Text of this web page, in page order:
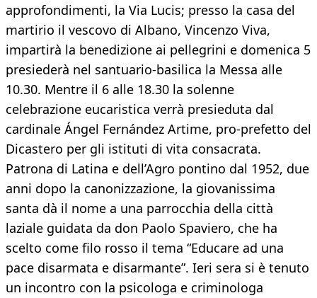
approfondimenti, la Via Lucis; presso la casa del
martirio il vescovo di Albano, Vincenzo Viva,
impartirà la benedizione ai pellegrini e domenica 5
presiederà nel santuario-basilica la Messa alle
10.30. Mentre il 6 alle 18.30 la solenne
celebrazione eucaristica verrà presieduta dal
cardinale Ángel Fernández Artime, pro-prefetto del
Dicastero per gli istituti di vita consacrata.
Patrona di Latina e dell’Agro pontino dal 1952, due
anni dopo la canonizzazione, la giovanissima
santa dà il nome a una parrocchia della città
laziale guidata da don Paolo Spaviero, che ha
scelto come filo rosso il tema “Educare ad una
pace disarmata e disarmante”. Ieri sera si è tenuto
un incontro con la psicologa e criminologa